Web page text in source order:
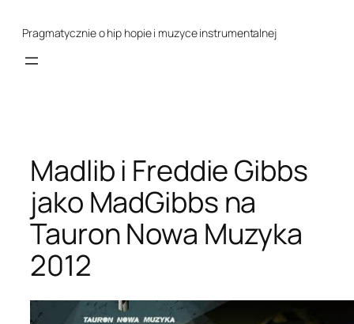
Pragmatycznie o hip hopie i muzyce instrumentalnej
Madlib i Freddie Gibbs
jako MadGibbs na
Tauron Nowa Muzyka
2012